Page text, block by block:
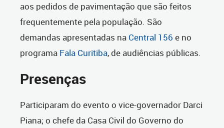
aos pedidos de pavimentação que são feitos
frequentemente pela população. São
demandas apresentadas na Central 156 e no
programa Fala Curitiba, de audiências públicas.
Presenças
Participaram do evento o vice-governador Darci
Piana; o chefe da Casa Civil do Governo do